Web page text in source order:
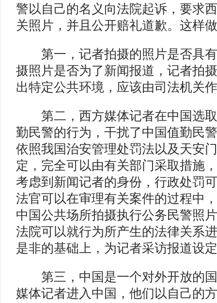
警以自己的名义向法院起诉，要求
关照片，并且公开赔礼道歉。这样
第一，记者拍摄的照片是否具有
摄照片是否为了新闻报道，记者拍
出特定公共环境，应该由司法机关
第二，西方媒体记者在中国选取
勤民警的行为，干扰了中国值勤民
依照我国治安管理处罚法以及天安
定，完全可以由有关部门采取措施
考虑到新闻记者的身份，行政处罚
法官可以在审理有关案件的过程中
中国公共场所拍摄执行公务民警照
法院可以就行为所产生的法律关系
是非的基础上，为记者采访报道设
第三，中国是一个对外开放的国
媒体记者进入中国，他们以自己的